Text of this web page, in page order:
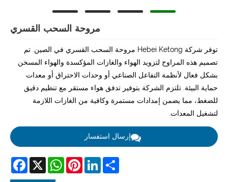
مروحة السحب القسري
توفر شركة Hebei Ketong مروحة السحب القسري في الصين. تم
تصميم هذه المراوح لتزويد الهواء والغازات المؤكسدة والهواء المسخن
بشكل فعال لأنظمة التفاعل الصناعي أو وحدات الاحتراق أو معدات
حماية البيئة. تلتزم الشركة بتوفير تدفق هواء مستقر مع تنظيم دقيق
للضغط، مما يضمن إمدادات مستمرة وكافية من الغازات اللازمة
لتشغيل المعدات.
إرسال استفسار
X
WhatsAppPinterestLinkedInShare